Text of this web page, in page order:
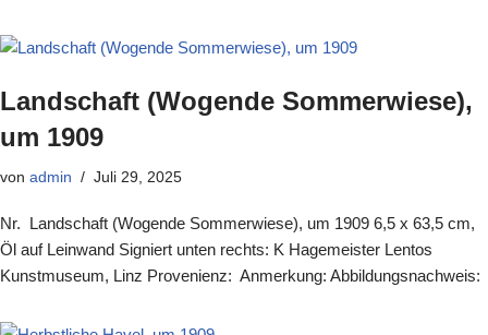
Landschaft (Wogende Sommerwiese),
um 1909
von admin Juli 29, 2025
Nr. Landschaft (Wogende Sommerwiese), um 1909 6,5 x 63,5 cm,
Öl auf Leinwand Signiert unten rechts: K Hagemeister Lentos
Kunstmuseum, Linz Provenienz: Anmerkung: Abbildungsnachweis: